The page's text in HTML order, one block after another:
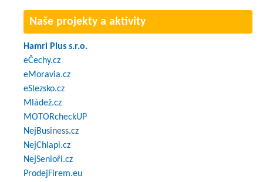
Naše projekty a aktivity
Hamri Plus s.r.o.
eČechy.cz
eMoravia.cz
eSlezsko.cz
Mládež.cz
MOTORcheckUP
NejBusiness.cz
NejChlapi.cz
NejSenioři.cz
ProdejFirem.eu